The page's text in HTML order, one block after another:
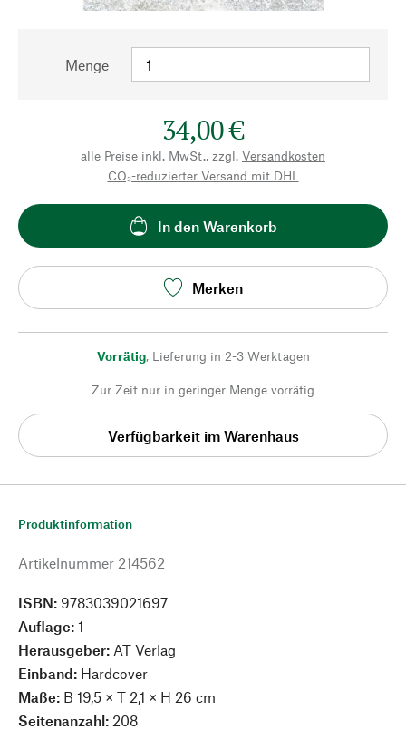
Menge
34,00 €
alle Preise inkl. MwSt., zzgl. Versandkosten
CO₂-reduzierter Versand mit DHL
In den Warenkorb
Merken
Vorrätig, Lieferung in 2-3 Werktagen
Zur Zeit nur in geringer Menge vorrätig
Verfügbarkeit im Warenhaus
Produktinformation
Artikelnummer 214562
ISBN: 9783039021697
Auflage: 1
Herausgeber: AT Verlag
Einband: Hardcover
Maße: B 19,5 × T 2,1 × H 26 cm
Seitenanzahl: 208